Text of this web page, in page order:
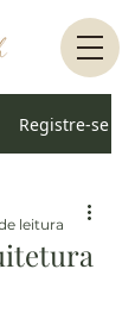
Registre-se
leitura